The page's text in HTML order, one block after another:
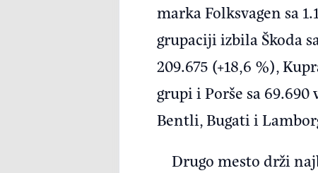
marka Folksvagen sa
grupaciji izbila Škoda
209.675 (+18,6 %),
grupi i Porše sa
Bentli, Bugati i
Drugo mesto drži